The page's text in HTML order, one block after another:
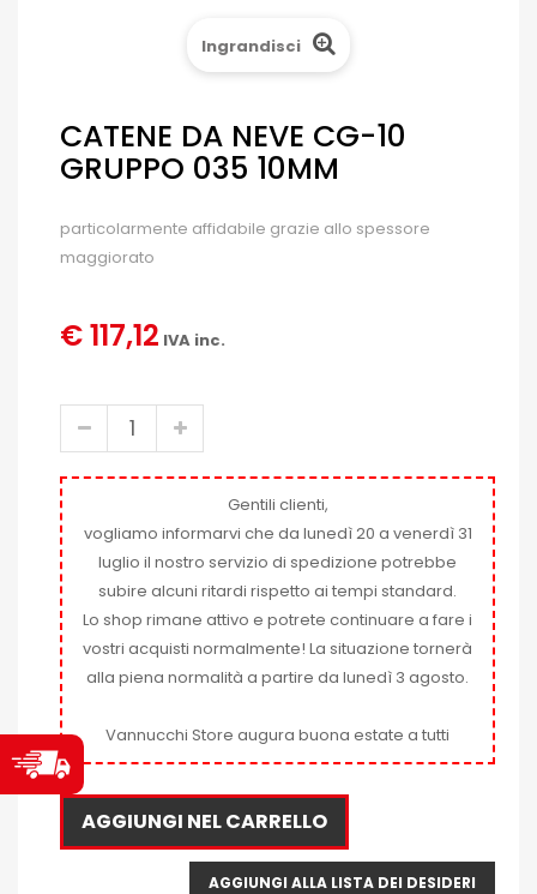
Ingrandisci
CATENE DA NEVE CG-10
GRUPPO 035 10MM
particolarmente affidabile grazie allo spessore
maggiorato
€ 117,12 IVA inc.
Gentili clienti,
vogliamo informarvi che da lunedì 20 a venerdì 31
luglio il nostro servizio di spedizione potrebbe
subire alcuni ritardi rispetto ai tempi standard.
Lo shop rimane attivo e potrete continuare a fare i
vostri acquisti normalmente! La situazione tornerà
alla piena normalità a partire da lunedì 3 agosto.
Vannucchi Store augura buona estate a tutti
AGGIUNGI NEL CARRELLO
AGGIUNGI ALLA LISTA DEI DESIDERI